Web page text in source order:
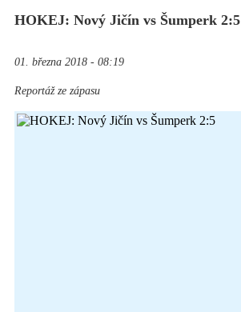
HOKEJ: Nový Jičín vs Šumperk 2:5
01. března 2018 - 08:19
Reportáž ze zápasu